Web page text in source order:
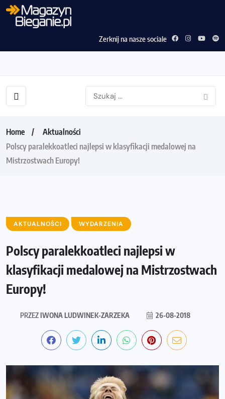
Zerknij na nasze sociale
Home
Aktualności
Polscy paralekkoatleci najlepsi w klasyfikacji medalowej na
Mistrzostwach Europy!
AKTUALNOŚCI WYDARZENIA
Polscy paralekkoatleci najlepsi w
klasyfikacji medalowej na Mistrzostwach
Europy!
PRZEZIWONA LUDWINEK-ZARZEKA 26-08-2018